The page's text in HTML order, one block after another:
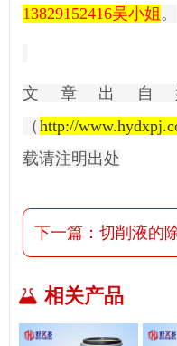
13829152416吴小姐 。
文章出自
（http://
载请注明出处
下一篇：
相关产品